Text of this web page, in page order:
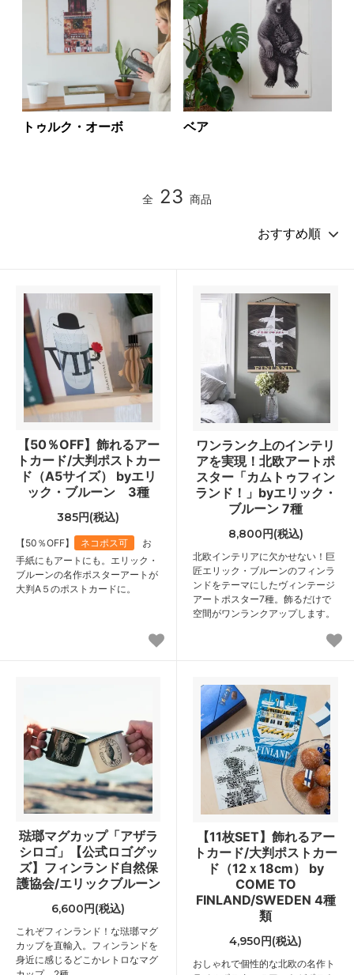
トゥルク・オーボ ベア
全 23 商品
【50％OFF】飾れるアー
トカード/大判ポストカー
ド（A5サイズ） byエリ
ック・ブルーン 3種
385円(税込)
【50％OFF】 ネコポス可
お
手紙にもアートにも。エリック・
ブルーンの名作ポスターアートが
大判A５のポストカードに。
ワンランク上のインテリ
アを実現！北欧アートポ
スター「カムトゥフィン
ランド！」byエリック・
ブルーン 7種
8,800円(税込)
北欧インテリアに欠かせない！巨
匠エリック・ブルーンのフィンラ
ンドをテーマにしたヴィンテージ
アートポスター7種。飾るだけで
空間がワンランクアップします。
琺瑯マグカップ「アザラ
シロゴ」【公式ロゴグッ
ズ】フィンランド自然保
護協会/エリックブルーン
6,600円(税込)
これぞフィンランド！な琺瑯マグ
カップを直輸入。フィンランドを
身近に感じるどこかレトロなマグ
【11枚SET】飾れるアー
トカード/大判ポストカー
ド（12ｘ18cm） by
COME TO
FINLAND/SWEDEN 4種
類
4,950円(税込)
おしゃれで個性的な北欧の名作ト